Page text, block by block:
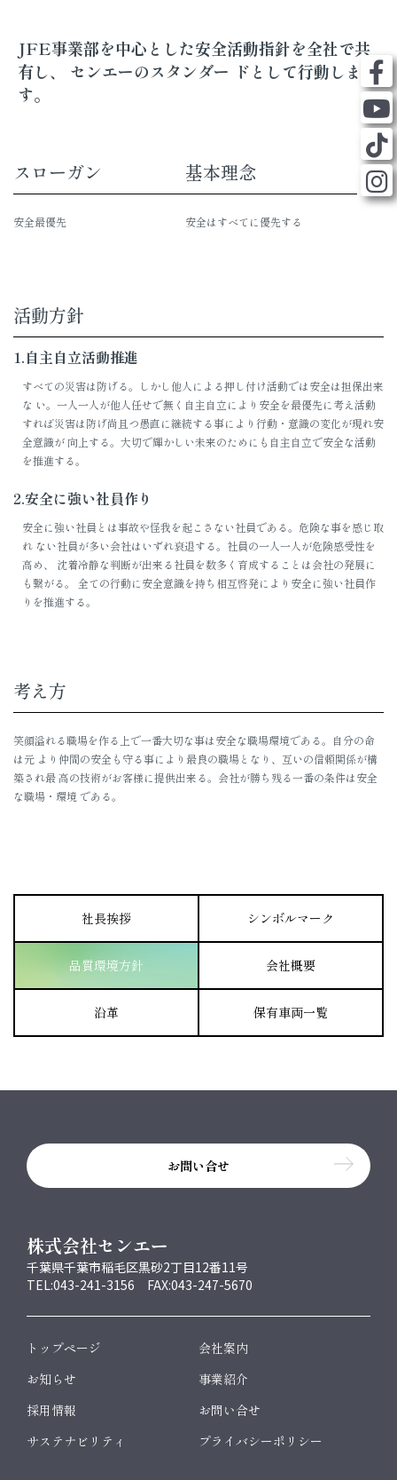
JFE事業部を中心とした安全活動指針を全社で共
有し、 センエーのスタンダー ドとして行動しま
す。
スローガン
安全最優先
基本理念
安全はすべてに優先する
活動方針
1.自主自立活動推進
すべての災害は防げる。しかし他人による押し付け活動では安全は担保出来
な い。一人一人が他人任せで無く自主自立により安全を最優先に考え活動
すれば災害は防げ尚且つ愚直に継続する事により行動・意識の変化が現れ安
全意識が 向上する。大切で輝かしい未来のためにも自主自立で安全な活動
を推進する。
2.安全に強い社員作り
安全に強い社員とは事故や怪我を起こさない社員である。危険な事を感じ取
れ ない社員が多い会社はいずれ衰退する。社員の一人一人が危険感受性を
高め、 沈着冷静な判断が出来る社員を数多く育成することは会社の発展に
も繋がる。 全ての行動に安全意識を持ち相互啓発により安全に強い社員作
りを推進する。
考え方
笑顔溢れる職場を作る上で一番大切な事は安全な職場環境である。自分の命
は元 より仲間の安全も守る事により最良の職場となり、互いの信頼関係が構
築され最 高の技術がお客様に提供出来る。会社が勝ち残る一番の条件は安全
な職場・環境 である。
社長挨拶 シンボルマーク
品質環境方針 会社概要
沿革 保有車両一覧
お問い合せ
株式会社センエー
千葉県千葉市稲毛区黒砂2丁目12番11号
TEL:043-241-3156 FAX:043-247-5670
トップページ
会社案内
お知らせ
事業紹介
採用情報
お問い合せ
サステナビリティ
プライバシーポリシー